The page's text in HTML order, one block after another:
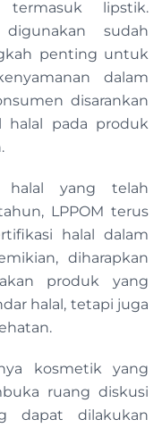
lipstik.
sudah
penting untuk
dalam
disarankan
halal pada produk
halal yang telah
LPPOM terus
halal dalam
diharapkan
produk yang
halal, tetapi juga
kosmetik yang
ruang diskusi
dapat dilakukan